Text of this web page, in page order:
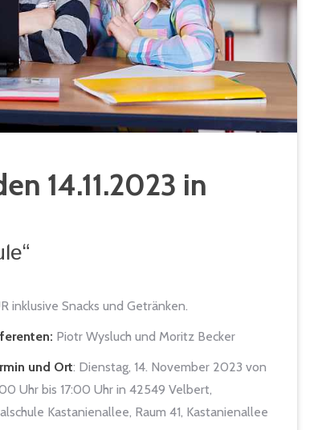
14.11.2023 in
inklusive Snacks und Getränken.
Piotr Wysluch und Moritz Becker
und Ort: Dienstag, 14. November 2023 von
Uhr bis 17:00 Uhr in 42549 Velbert,
Kastanienallee, Raum 41, Kastanienallee